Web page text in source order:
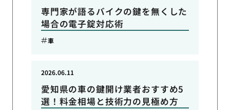
専門家が語るバイクの鍵を無くした
場合の電子錠対応術
車
愛知県の車の鍵開け業者おすすめ5
選！料金相場と技術力の見極め方
2026.06.11